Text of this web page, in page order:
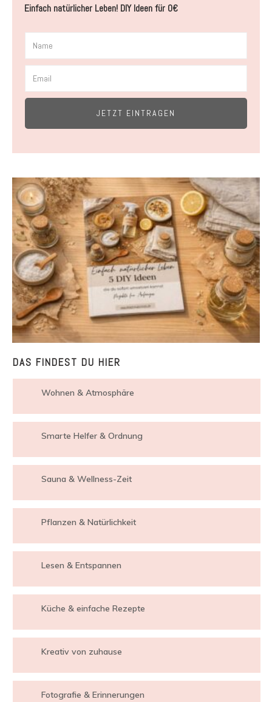
Einfach natürlicher Leben! DIY Ideen für 0€
JETZT EINTRAGEN
DAS FINDEST DU HIER
Wohnen & Atmosphäre
Smarte Helfer & Ordnung
Sauna & Wellness-Zeit
Pflanzen & Natürlichkeit
Lesen & Entspannen
Küche & einfache Rezepte
Kreativ von zuhause
Fotografie & Erinnerungen